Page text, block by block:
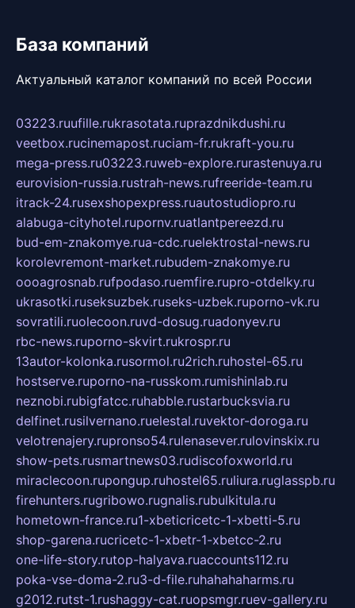
База компаний
Актуальный каталог компаний по всей России
03223.ruufille.rukrasotata.ruprazdnikdushi.ru
veetbox.rucinemapost.ruciam-fr.rukraft-you.ru
mega-press.ru03223.ruweb-explore.rurastenuya.ru
eurovision-russia.rustrah-news.rufreeride-team.ru
itrack-24.rusexshopexpress.ruautostudiopro.ru
alabuga-cityhotel.rupornv.ruatlantpereezd.ru
bud-em-znakomye.rua-cdc.ruelektrostal-news.ru
korolevremont-market.rubudem-znakomye.ru
oooagrosnab.rufpodaso.ruemfire.rupro-otdelky.ru
ukrasotki.ruseksuzbek.ruseks-uzbek.ruporno-vk.ru
sovratili.ruolecoon.ruvd-dosug.ruadonyev.ru
rbc-news.ruporno-skvirt.rukrospr.ru
13autor-kolonka.rusormol.ru2rich.ruhostel-65.ru
hostserve.ruporno-na-russkom.rumishinlab.ru
neznobi.rubigfatcc.ruhabble.rustarbucksvia.ru
delfinet.rusilvernano.ruelestal.ruvektor-doroga.ru
velotrenajery.rupronso54.rulenasever.rulovinskix.ru
show-pets.rusmartnews03.rudiscofoxworld.ru
miraclecoon.rupongup.ruhostel65.ruliura.ruglasspb.ru
firehunters.rugribowo.rugnalis.rubulkitula.ru
hometown-france.ru1-xbeticricetc-1-xbetti-5.ru
shop-garena.rucricetc-1-xbetr-1-xbetcc-2.ru
one-life-story.rutop-halyava.ruaccounts112.ru
poka-vse-doma-2.ru3-d-file.ruhahahaharms.ru
g2012.rutst-1.rushaggy-cat.ruopsmgr.ruev-gallery.ru